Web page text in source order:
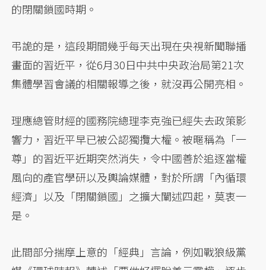
的閉關鎖國時期。
弔詭的是，這段期間幾乎每天出現在央視新聞聯播
畫面的習近平，從6月30日中共中央政治局第21次
集體學習會議的相關報導之後，就沒再公開亮相。
理應總管財經的國務院總理李克強已經失去政策影
響力，習近平早已被公認獨攬大權。被暱稱為「一
尊」的習近平近期突然消失，令中國善於追逐當權
風向的產官學研以及輿論媒體，對於所謂「內循環
經濟」以及「閉關鎖國」之擴大闡述四起，莫衷一
是。
此間部分揣摩上意的「經典」言論，例如戰狼級黨